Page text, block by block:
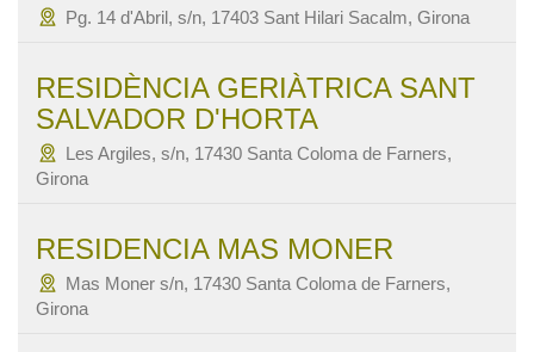
Pg. 14 d'Abril, s/n, 17403 Sant Hilari Sacalm, Girona
RESIDÈNCIA GERIÀTRICA SANT
SALVADOR D'HORTA
Les Argiles, s/n, 17430 Santa Coloma de Farners,
Girona
RESIDENCIA MAS MONER
Mas Moner s/n, 17430 Santa Coloma de Farners,
Girona